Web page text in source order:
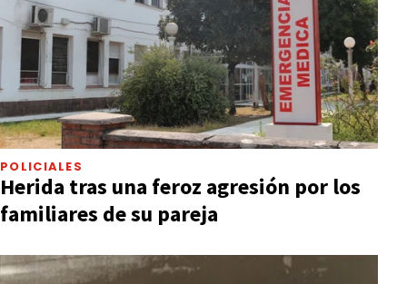
POLICIALES
Herida tras una feroz agresión por los
familiares de su pareja